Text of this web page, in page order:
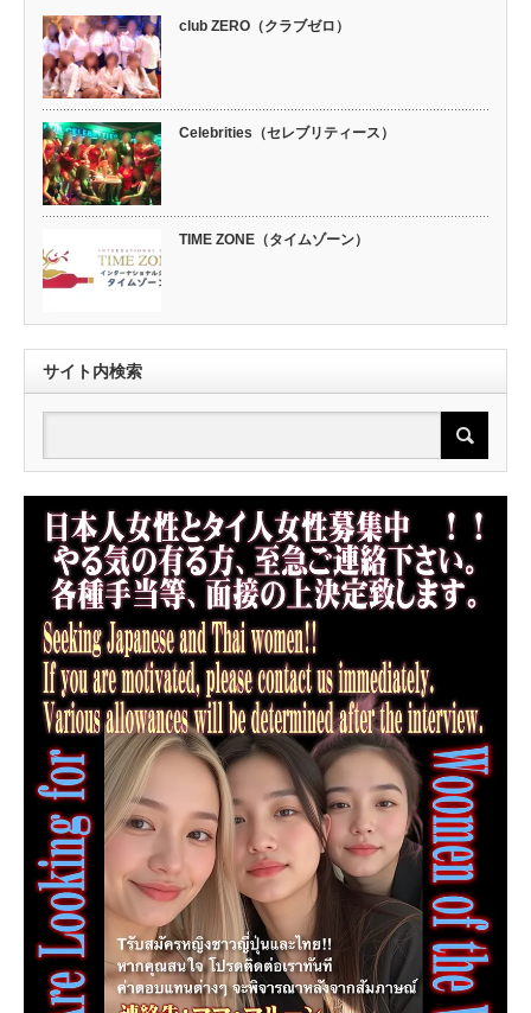
club ZERO（クラブゼロ）
Celebrities（セレブリティース）
TIME ZONE（タイムゾーン）
サイト内検索